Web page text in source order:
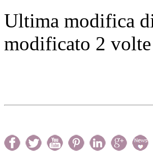
Ultima modifica
modificato 2 volte